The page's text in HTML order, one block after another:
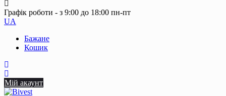
Графік роботи - з 9:00 до 18:00 пн-пт
UA
Бажане
Кошик
Мій акаунт